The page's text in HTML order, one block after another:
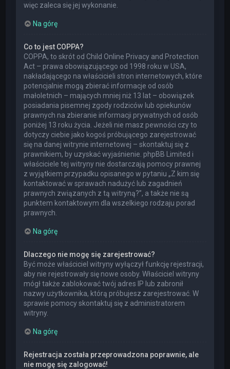
więc zaleca się jej wykonanie.
Na górę
Co to jest COPPA?
COPPA, to skrót od Child Online Privacy and Protection
Act – prawa obowiązującego od 1998 roku w USA,
nakładającego na właścicieli stron internetowych, które
potencjalnie mogą zbierać informacje od osób
małoletnich – mających mniej niż 13 lat – obowiązek
posiadania pisemnej zgody rodziców lub opiekunów
prawnych na zbieranie informacji prywatnych od osób
poniżej 13 roku życia. Jeżeli nie masz pewności czy to
dotyczy ciebie jako kogoś próbującego zarejestrować
się na danej witrynie internetowej – skontaktuj się z
prawnikiem, by uzyskać wyjaśnienie. phpBB Limited i
właściciele tej witryny nie dostarczają pomocy prawnej
z wyjątkiem przypadku opisanego w pytaniu „Z kim się
kontaktować w sprawach nadużyć lub zagadnień
prawnych związanych z tą witryną?”, a także nie są
punktem kontaktowym dla wszelkiego rodzaju porad
prawnych.
Na górę
Dlaczego nie mogę się zarejestrować?
Być może właściciel witryny wyłączył funkcję rejestracji,
aby nie rejestrowały się nowe osoby. Właściciel witryny
mógł także zablokować twój adres IP lub zabronił
nazwy użytkownika, którą próbujesz zarejestrować. W
sprawie pomocy skontaktuj się z administratorem
witryny.
Na górę
Rejestracja została przeprowadzona poprawnie, ale
nie mogę się zalogować!